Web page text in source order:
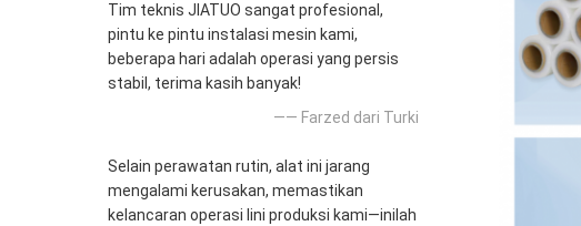
Tim teknis JIATUO sangat profesional,
pintu ke pintu instalasi mesin kami,
beberapa hari adalah operasi yang persis
stabil, terima kasih banyak!
—— Farzed dari Turki
Selain perawatan rutin, alat ini jarang
mengalami kerusakan, memastikan
kelancaran operasi lini produksi kami—inilah